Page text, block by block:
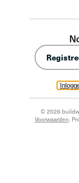
© 2026
Voorwaarden.